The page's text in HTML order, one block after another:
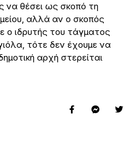
να θέσει ως σκοπό τη
αλλά αν ο σκοπός
ο ιδρυτής του τάγματος
τότε δεν έχουμε να
αρχή στερείται